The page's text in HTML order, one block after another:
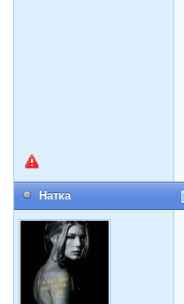
Натка